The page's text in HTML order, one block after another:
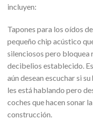
incluyen:
Tapones para los oídos
pequeño chip acústico
silenciosos pero bloquea
decibelios establecido.
aún desean escuchar si
les está hablando pero
coches que hacen sonar
construcción.